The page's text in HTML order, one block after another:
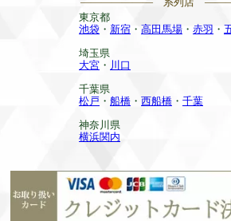
東京都
池袋 ・ 新宿 ・ 高田馬場 ・ 赤羽 ・
埼玉県
大宮 ・ 川口
千葉県
松戸 ・ 船橋 ・ 西船橋 ・ 千葉
神奈川県
横浜関内